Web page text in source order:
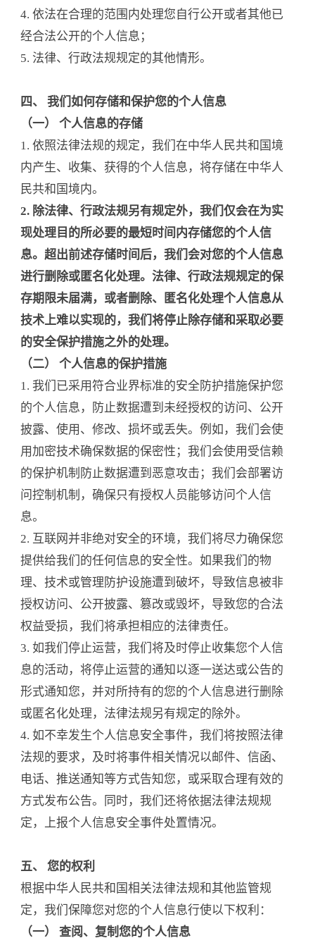
4. 依法在合理的范围内处理您自行公开或者其他已
经合法公开的个人信息；
5. 法律、行政法规规定的其他情形。
四、 我们如何存储和保护您的个人信息
（一） 个人信息的存储
1. 依照法律法规的规定，我们在中华人民共和国境
内产生、收集、获得的个人信息，将存储在中华人
民共和国境内。
2. 除法律、行政法规另有规定外，我们仅会在为实
现处理目的所必要的最短时间内存储您的个人信
息。超出前述存储时间后，我们会对您的个人信息
进行删除或匿名化处理。法律、行政法规规定的保
存期限未届满，或者删除、匿名化处理个人信息从
技术上难以实现的，我们将停止除存储和采取必要
的安全保护措施之外的处理。
（二） 个人信息的保护措施
1. 我们已采用符合业界标准的安全防护措施保护您
的个人信息，防止数据遭到未经授权的访问、公开
披露、使用、修改、损坏或丢失。例如，我们会使
用加密技术确保数据的保密性；我们会使用受信赖
的保护机制防止数据遭到恶意攻击；我们会部署访
问控制机制，确保只有授权人员能够访问个人信
息。
2. 互联网并非绝对安全的环境，我们将尽力确保您
提供给我们的任何信息的安全性。如果我们的物
理、技术或管理防护设施遭到破坏，导致信息被非
授权访问、公开披露、篡改或毁坏，导致您的合法
权益受损，我们将承担相应的法律责任。
3. 如我们停止运营，我们将及时停止收集您个人信
息的活动，将停止运营的通知以逐一送达或公告的
形式通知您，并对所持有的您的个人信息进行删除
或匿名化处理，法律法规另有规定的除外。
4. 如不幸发生个人信息安全事件，我们将按照法律
法规的要求，及时将事件相关情况以邮件、信函、
电话、推送通知等方式告知您，或采取合理有效的
方式发布公告。同时，我们还将依据法律法规规
定，上报个人信息安全事件处置情况。
五、 您的权利
根据中华人民共和国相关法律法规和其他监管规
定，我们保障您对您的个人信息行使以下权利：
（一） 查阅、复制您的个人信息